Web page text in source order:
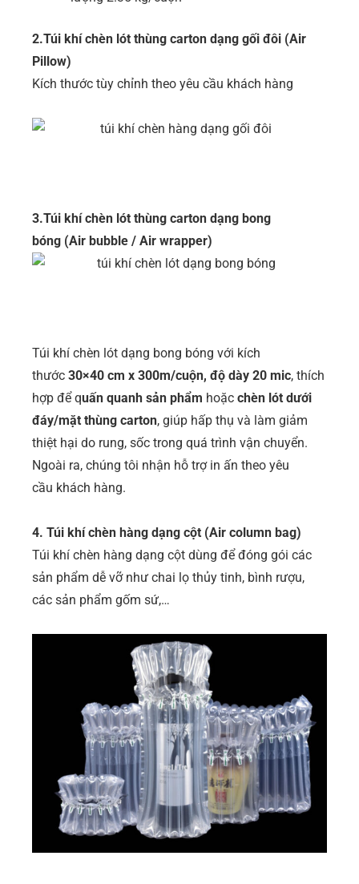
2.Túi khí chèn lót thùng carton dạng gối đôi (Air
Pillow)
Kích thước tùy chỉnh theo yêu cầu khách hàng
3.Túi khí chèn lót thùng carton dạng bong
bóng (Air bubble / Air wrapper)
Túi khí chèn lót dạng bong bóng với kích
thước 30×40 cm x 300m/cuộn, độ dày 20 mic, thích
hợp để quấn quanh sản phẩm hoặc chèn lót dưới
đáy/mặt thùng carton, giúp hấp thụ và làm giảm
thiệt hại do rung, sốc trong quá trình vận chuyển.
Ngoài ra, chúng tôi nhận hỗ trợ in ấn theo yêu
cầu khách hàng.
4. Túi khí chèn hàng dạng cột (Air column bag)
Túi khí chèn hàng dạng cột dùng để đóng gói các
sản phẩm dễ vỡ như chai lọ thủy tinh, bình rượu,
các sản phẩm gốm sứ,…